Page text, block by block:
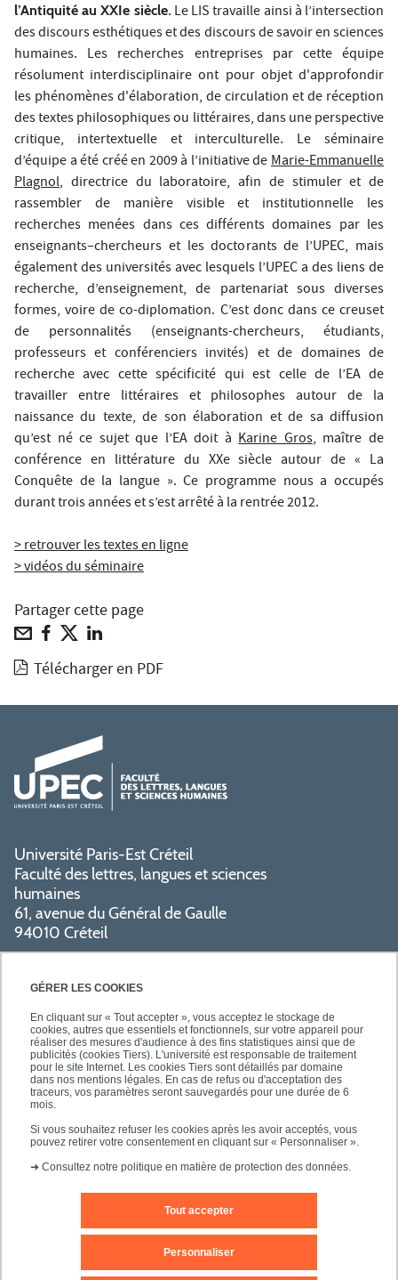
GÉRER LES COOKIES
En cliquant sur « Tout accepter », vous acceptez le stockage de
cookies, autres que essentiels et fonctionnels, sur votre appareil pour
réaliser des mesures d'audience à des fins statistiques ainsi que de
publicités (cookies Tiers). L'université est responsable de traitement
pour le site Internet. Les cookies Tiers sont détaillés par domaine
dans nos mentions légales. En cas de refus ou d'acceptation des
traceurs, vos paramètres seront sauvegardés pour une durée de 6
mois.
Si vous souhaitez refuser les cookies après les avoir acceptés, vous
pouvez retirer votre consentement en cliquant sur « Personnaliser ».
➜ Consultez notre politique en matière de protection des données.
Tout accepter
Personnaliser
l’Antiquité au XXIe siècle. Le LIS travaille ainsi à l’intersection
des discours esthétiques et des discours de savoir en sciences
humaines. Les recherches entreprises par cette équipe
résolument interdisciplinaire ont pour objet d'approfondir
les phénomènes d'élaboration, de circulation et de réception
des textes philosophiques ou littéraires, dans une perspective
critique, intertextuelle et interculturelle. Le séminaire
d’équipe a été créé en 2009 à l’initiative deMarie-Emmanuelle
Plagnol, directrice du laboratoire, afin de stimuler et de
rassembler de manière visible et institutionnelle les
recherches menées dans ces différents domaines par les
enseignants–chercheurs et les doctorants de l’UPEC, mais
également des universités avec lesquels l’UPEC a des liens de
recherche, d’enseignement, de partenariat sous diverses
formes, voire de co-diplomation. C’est donc dans ce creuset
de personnalités (enseignants-chercheurs, étudiants,
professeurs et conférenciers invités) et de domaines de
recherche avec cette spécificité qui est celle de l’EA de
travailler entre littéraires et philosophes autour de la
naissance du texte, de son élaboration et de sa diffusion
qu’est né ce sujet que l’EA doit àKarine Gros, maître de
conférence en littérature du XXe siècle autour de « La
Conquête de la langue ». Ce programme nous a occupés
durant trois années et s’est arrêté à la rentrée 2012.
> retrouver les textes en ligne
> vidéos du séminaire
Partager cette page
Télécharger en PDF
Université Paris-Est Créteil
Faculté des lettres, langues et sciences
humaines
61, avenue du Général de Gaulle
94010 Créteil
PRATIQUE
SUIVEZ-NOUS
Contact
Plan d'accès Plan du site